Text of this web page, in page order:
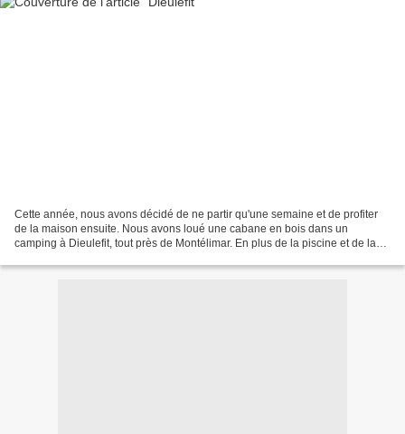
Cette année, nous avons décidé de ne partir qu'une semaine et de profiter
de la maison ensuite. Nous avons loué une cabane en bois dans un
camping à Dieulefit, tout près de Montélimar. En plus de la piscine et de la